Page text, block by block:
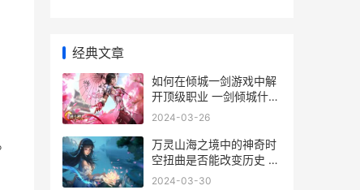
经典文章
如何在倾城一剑游戏中解
开顶级职业 一剑倾城什么
意思
2024-03-26
万灵山海之境中的神奇时
空扭曲是否能改变历史 万
灵山海之境攻略
2024-03-30